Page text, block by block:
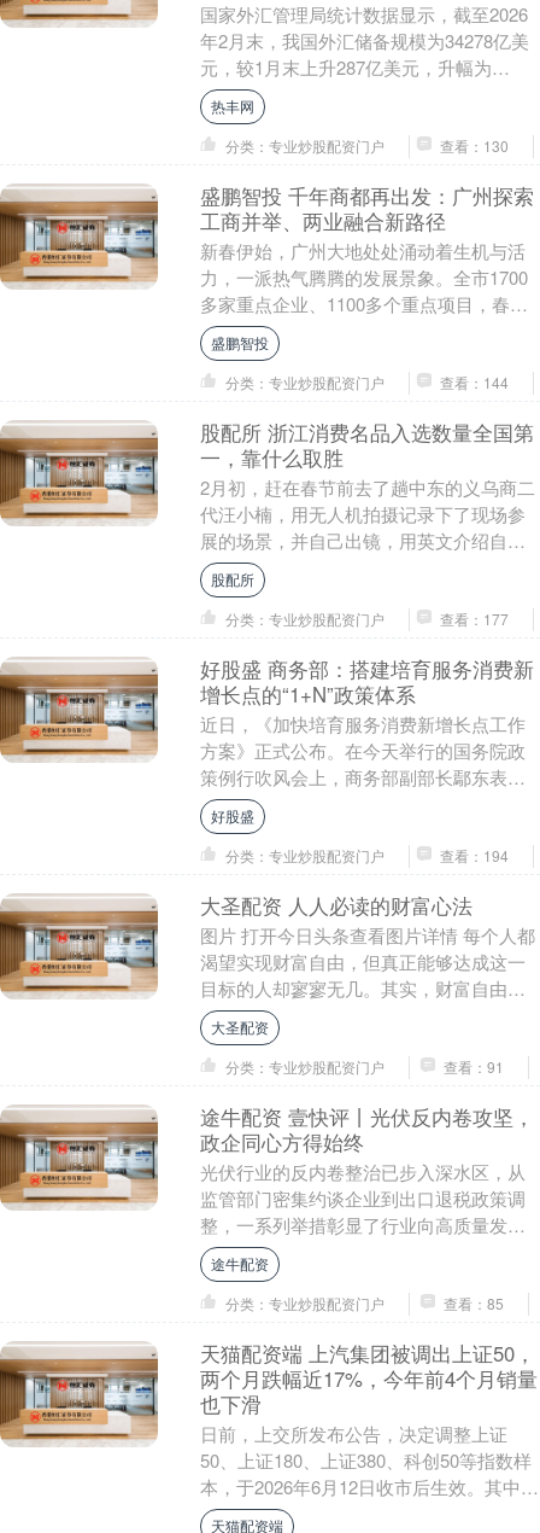
国家外汇管理局统计数据显示，截至2026
年2月末，我国外汇储备规模为34278亿美
元，较1月末上升287亿美元，升幅为
0.85%。2026年2月，受主要经济体宏....
热丰网
分类：专业炒股配资门户
查看：130
盛鹏智投 千年商都再出发：广州探索
工商并举、两业融合新路径
新春伊始，广州大地处处涌动着生机与活
力，一派热气腾腾的发展景象。全市1700
多家重点企业、1100多个重点项目，春节
期间不停工不停产、提前复工复产。正月
初六开始....
盛鹏智投
分类：专业炒股配资门户
查看：144
股配所 浙江消费名品入选数量全国第
一，靠什么取胜
2月初，赶在春节前去了趟中东的义乌商二
代汪小楠，用无人机拍摄记录下了现场参
展的场景，并自己出镜，用英文介绍自家
品牌的展位及产品。 虽然汪小楠的品牌成
立不过3年，....
股配所
分类：专业炒股配资门户
查看：177
好股盛 商务部：搭建培育服务消费新
增长点的“1+N”政策体系
近日，《加快培育服务消费新增长点工作
方案》正式公布。在今天举行的国务院政
策例行吹风会上，商务部副部长鄢东表
示，下一步，将依托服务消费协调机制，
牵头抓好《工作方案....
好股盛
分类：专业炒股配资门户
查看：194
大圣配资 人人必读的财富心法
图片 打开今日头条查看图片详情 每个人都
渴望实现财富自由，但真正能够达成这一
目标的人却寥寥无几。其实，财富自由并
非遥不可及的梦想，而是一个可以通过正
确思维和持续....
大圣配资
分类：专业炒股配资门户
查看：91
途牛配资 壹快评丨光伏反内卷攻坚，
政企同心方得始终
光伏行业的反内卷整治已步入深水区，从
监管部门密集约谈企业到出口退税政策调
整，一系列举措彰显了行业向高质量发展
转型的坚定决心。但从诸多光伏上市公司
近期密集披露的业....
途牛配资
分类：专业炒股配资门户
查看：85
天猫配资端 上汽集团被调出上证50，
两个月跌幅近17%，今年前4个月销量
也下滑
日前，上交所发布公告，决定调整上证
50、上证180、上证380、科创50等指数样
本，于2026年6月12日收市后生效。其中上
证50指数更换5只样本，上证180指....
天猫配资端